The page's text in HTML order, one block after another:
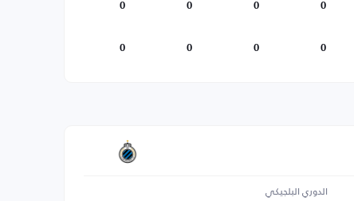
0
0
0
0
0
0
0
0
الدوري البلجيكي